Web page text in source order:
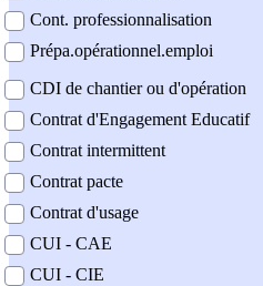
Cont. professionnalisation
Prépa.opérationnel.emploi
CDI de chantier ou d'opération
Contrat d'Engagement Educatif
Contrat intermittent
Contrat pacte
Contrat d'usage
CUI - CAE
CUI - CIE